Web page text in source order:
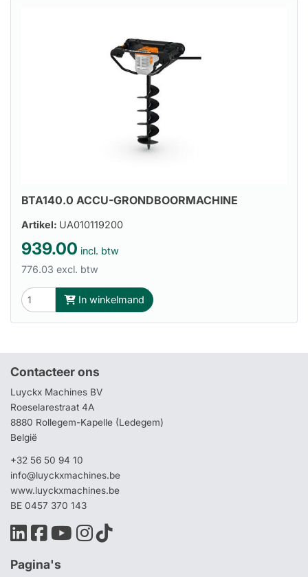
BTA140.0 ACCU-GRONDBOORMACHINE
Artikel: UA010119200
939.00 incl. btw
776.03 excl. btw
In winkelmand
Contacteer ons
Luyckx Machines BV
Roeselarestraat 4A
8880 Rollegem-Kapelle (Ledegem)
België
+32 56 50 94 10
info@luyckxmachines.be
www.luyckxmachines.be
BE 0457 370 143
Pagina's